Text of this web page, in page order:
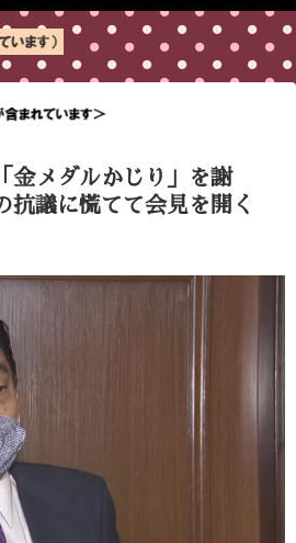
金メダルかじり」を謝
議に慌てて会見を開く